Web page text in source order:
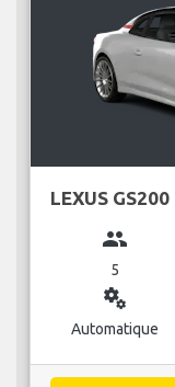
LEXUS GS200
group
5
miscellaneous_services
Automatique